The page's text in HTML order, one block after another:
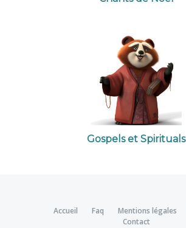
Gospels et Spirituals
Accueil Faq Mentions légales
Contact